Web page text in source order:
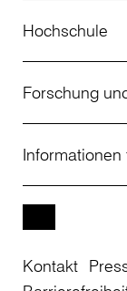
Bewerbung
Hochschule
Über uns
Aktuelles
Forschung
Projekte
Informationen
Studierende
Kontakt